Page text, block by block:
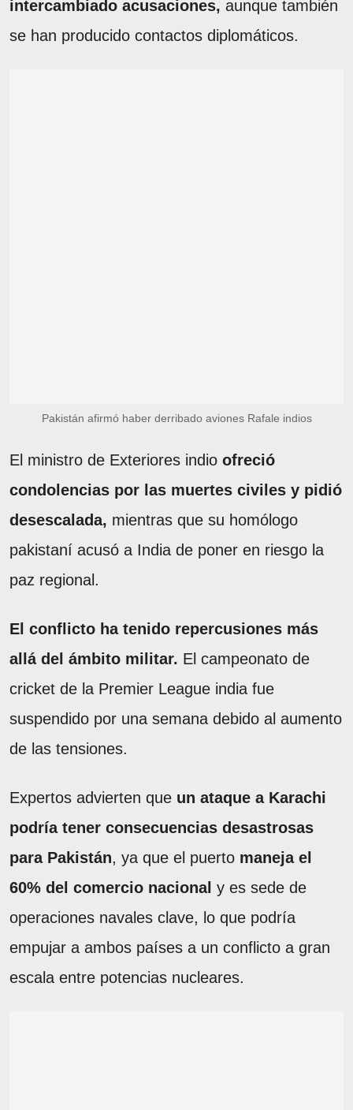
intercambiado acusaciones, aunque también
se han producido contactos diplomáticos.
Pakistán afirmó haber derribado aviones Rafale indios
El ministro de Exteriores indio ofreció
condolencias por las muertes civiles y pidió
desescalada, mientras que su homólogo
pakistaní acusó a India de poner en riesgo la
paz regional.
El conflicto ha tenido repercusiones más
allá del ámbito militar. El campeonato de
cricket de la Premier League india fue
suspendido por una semana debido al aumento
de las tensiones.
Expertos advierten que un ataque a Karachi
podría tener consecuencias desastrosas
para Pakistán, ya que el puerto maneja el
60% del comercio nacional y es sede de
operaciones navales clave, lo que podría
empujar a ambos países a un conflicto a gran
escala entre potencias nucleares.